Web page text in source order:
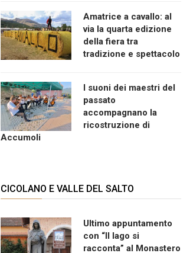
Amatrice a cavallo: al
via la quarta edizione
della fiera tra
tradizione e spettacolo
I suoni dei maestri del
passato
accompagnano la
ricostruzione di
Accumoli
CICOLANO E VALLE DEL SALTO
Ultimo appuntamento
con “Il lago si
racconta” al Monastero